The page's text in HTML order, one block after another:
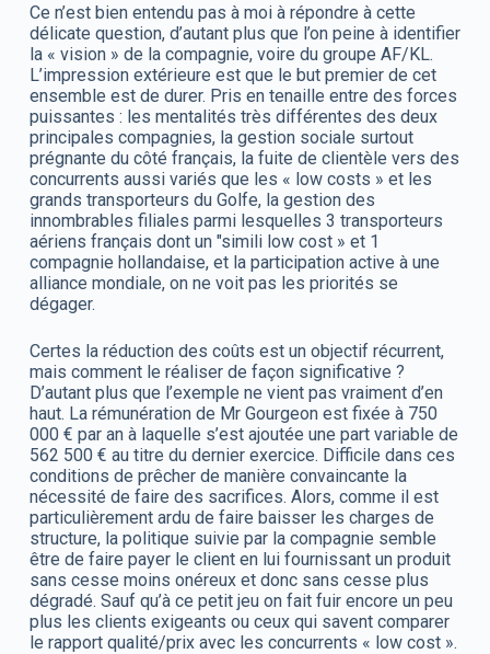
Ce n’est bien entendu pas à moi à répondre à cette
délicate question, d’autant plus que l’on peine à identifier
la « vision » de la compagnie, voire du groupe AF/KL.
L’impression extérieure est que le but premier de cet
ensemble est de durer. Pris en tenaille entre des forces
puissantes : les mentalités très différentes des deux
principales compagnies, la gestion sociale surtout
prégnante du côté français, la fuite de clientèle vers des
concurrents aussi variés que les « low costs » et les
grands transporteurs du Golfe, la gestion des
innombrables filiales parmi lesquelles 3 transporteurs
aériens français dont un "simili low cost » et 1
compagnie hollandaise, et la participation active à une
alliance mondiale, on ne voit pas les priorités se
dégager.
Certes la réduction des coûts est un objectif récurrent,
mais comment le réaliser de façon significative ?
D’autant plus que l’exemple ne vient pas vraiment d’en
haut. La rémunération de Mr Gourgeon est fixée à 750
000 € par an à laquelle s’est ajoutée une part variable de
562 500 € au titre du dernier exercice. Difficile dans ces
conditions de prêcher de manière convaincante la
nécessité de faire des sacrifices. Alors, comme il est
particulièrement ardu de faire baisser les charges de
structure, la politique suivie par la compagnie semble
être de faire payer le client en lui fournissant un produit
sans cesse moins onéreux et donc sans cesse plus
dégradé. Sauf qu’à ce petit jeu on fait fuir encore un peu
plus les clients exigeants ou ceux qui savent comparer
le rapport qualité/prix avec les concurrents « low cost ».